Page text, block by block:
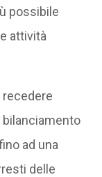
possibile
attività
ad una
delle